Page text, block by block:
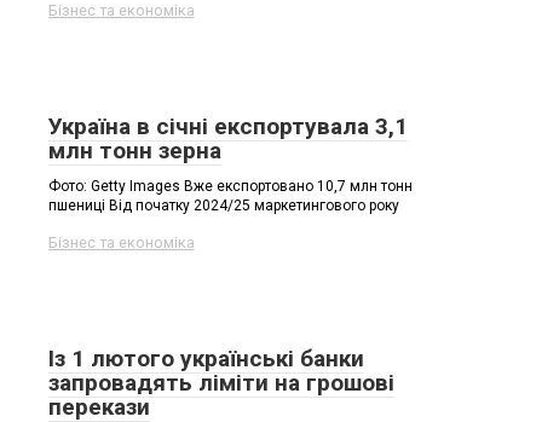
Бізнес та економіка
Україна в січні експортувала 3,1
млн тонн зерна
Фото: Getty Images Вже експортовано 10,7 млн тонн
пшениці Від початку 2024/25 маркетингового року
Бізнес та економіка
Із 1 лютого українські банки
запровадять ліміти на грошові
перекази